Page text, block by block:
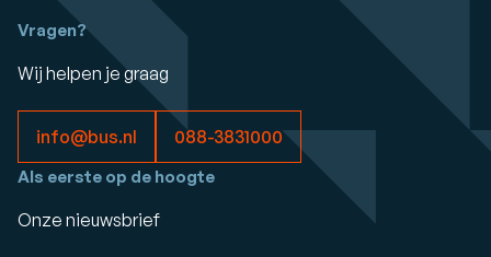
Vragen?
Wij helpen je graag
info@bus.nl 088-3831000
Als eerste op de hoogte
Onze nieuwsbrief